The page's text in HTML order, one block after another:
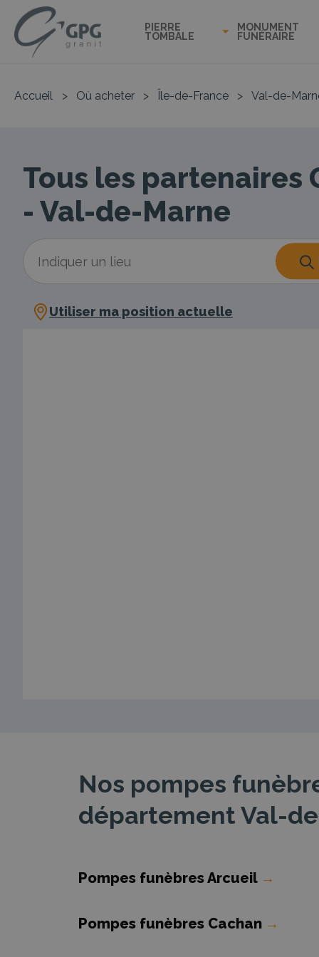
PIERRE
TOMBALE
MONUMENT
FUNÉRAIRE
Accueil > Où acheter > Île-de-France > Val-de-
Tous les partenaires
- Val-de-Marne
Utiliser ma position actuelle
Nos pompes
département Val-
Pompes funèbres Arcueil →
Pompes funèbres Cachan →